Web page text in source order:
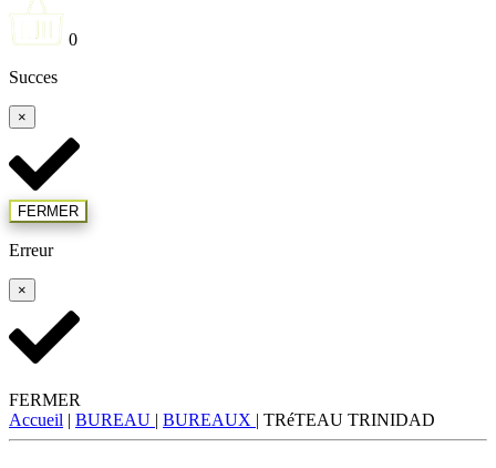
0
Succes
×
FERMER
Erreur
×
FERMER
Accueil | BUREAU | BUREAUX | TRéTEAU TRINIDAD